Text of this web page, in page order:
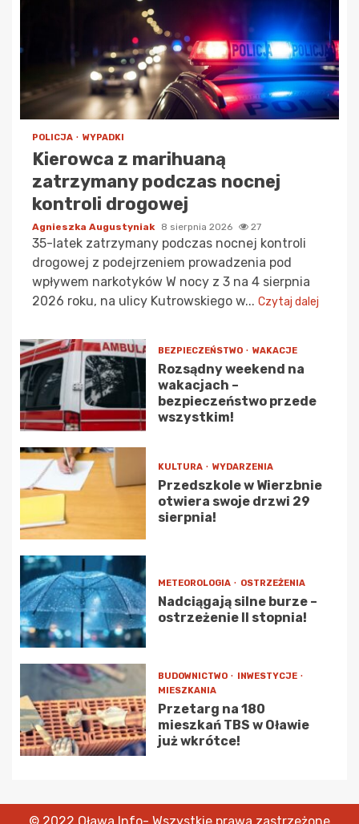
POLICJA WYPADKI
Kierowca z marihuaną
zatrzymany podczas nocnej
kontroli drogowej
Agnieszka Augustyniak 8 sierpnia 2026 27
35-latek zatrzymany podczas nocnej kontroli
drogowej z podejrzeniem prowadzenia pod
wpływem narkotyków W nocy z 3 na 4 sierpnia
2026 roku, na ulicy Kutrowskiego w... Czytaj dalej
BEZPIECZEŃSTWO WAKACJE
Rozsądny weekend na
wakacjach –
bezpieczeństwo przede
wszystkim!
KULTURA WYDARZENIA
Przedszkole w Wierzbnie
otwiera swoje drzwi 29
sierpnia!
METEOROLOGIA OSTRZEŻENIA
Nadciągają silne burze –
ostrzeżenie II stopnia!
BUDOWNICTWO
INWESTYCJE
MIESZKANIA
Przetarg na 180
mieszkań TBS w Oławie
już wkrótce!
© 2022 Oława Info- Wszystkie prawa zastrzeżone